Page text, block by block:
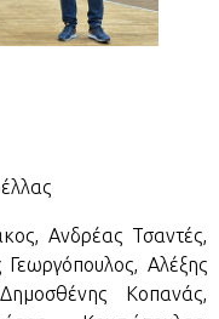
Ανδρέας Τσαντές,
Γεωργόπουλος, Αλέξης
Κοπανάς,